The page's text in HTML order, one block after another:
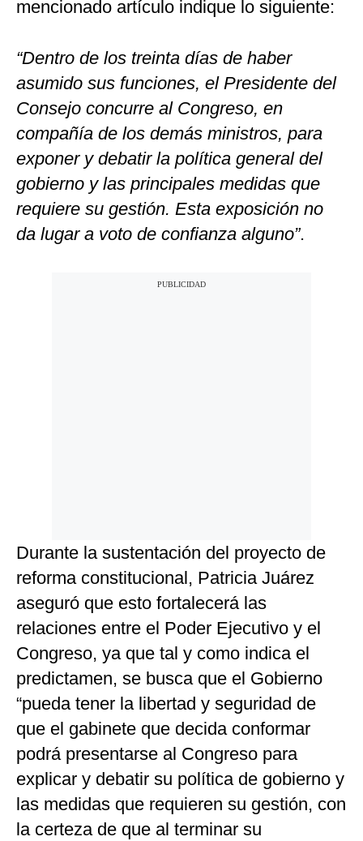
mencionado artículo indique lo siguiente:
“Dentro de los treinta días de haber
asumido sus funciones, el Presidente del
Consejo concurre al Congreso, en
compañía de los demás ministros, para
exponer y debatir la política general del
gobierno y las principales medidas que
requiere su gestión. Esta exposición no
da lugar a voto de confianza alguno”.
Durante la sustentación del proyecto de
reforma constitucional, Patricia Juárez
aseguró que esto fortalecerá las
relaciones entre el Poder Ejecutivo y el
Congreso, ya que tal y como indica el
predictamen, se busca que el Gobierno
“pueda tener la libertad y seguridad de
que el gabinete que decida conformar
podrá presentarse al Congreso para
explicar y debatir su política de gobierno y
las medidas que requieren su gestión, con
la certeza de que al terminar su